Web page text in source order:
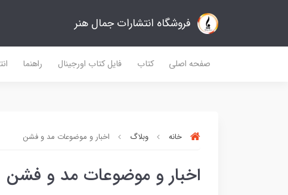
فروشگاه انتشارات جمال هنر
صفحه اصلی کتاب فایل کتاب اورجینال راهنما
خانه وبلاگ اخبار و موضوعات مد و فشن
اخبار و موضوعات مد و فشن